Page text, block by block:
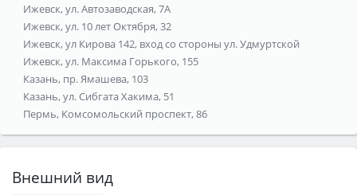
Ижевск, ул. Автозаводская, 7А
Ижевск, ул. 10 лет Октября, 32
Ижевск, ул Кирова 142, вход со стороны ул. Удмуртской
Ижевск, ул. Максима Горького, 155
Казань, пр. Ямашева, 103
Казань, ул. Сибгата Хакима, 51
Пермь, Комсомольский проспект, 86
Внешний вид